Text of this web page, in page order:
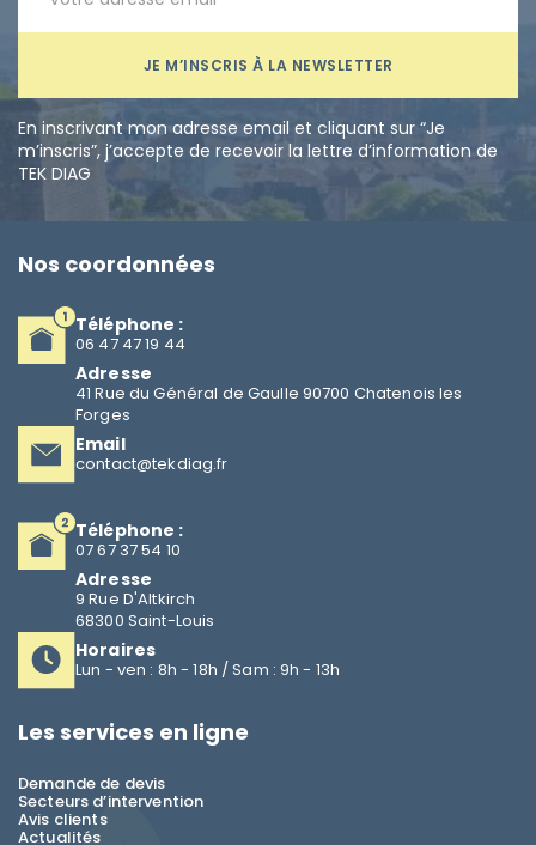
JE M’INSCRIS À LA NEWSLETTER
En inscrivant mon adresse email et cliquant sur “Je
m’inscris”, j’accepte de recevoir la lettre d’information de
TEK DIAG
Nos coordonnées
Téléphone :
06 47 47 19 44
Adresse
41 Rue du Général de Gaulle 90700 Chatenois les
Forges
Email
contact@tekdiag.fr
Téléphone :
07 67 37 54 10
Adresse
9 Rue D'Altkirch
68300 Saint-Louis
Horaires
Lun - ven : 8h - 18h / Sam : 9h - 13h
Les services en ligne
Demande de devis
Secteurs d’intervention
Avis clients
Actualités